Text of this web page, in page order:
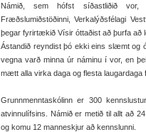
Námið, sem hófst síðastliðið
Fræðslumiðstöðinni, Verkalýðsfélagi
þegar fyrirtækið Vísir óttaðist að þurfa að
Ástandið reyndist þó ekki eins slæmt og
vegna varð minna úr náminu í vor, en
mætt alla virka daga og flesta laugardaga
Grunnmenntaskólinn er 300
atvinnulífsins. Námið er metið til allt að
og komu 12 manneskjur að kennslunni.